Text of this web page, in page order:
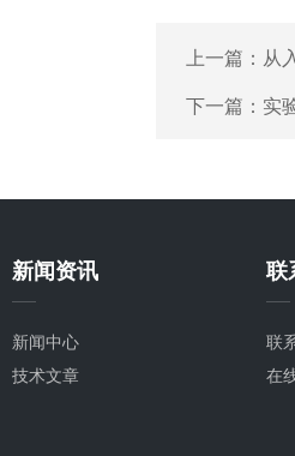
上一篇： 从
下一篇： 实
新闻资讯
新闻中心
技术文章
联
联
在